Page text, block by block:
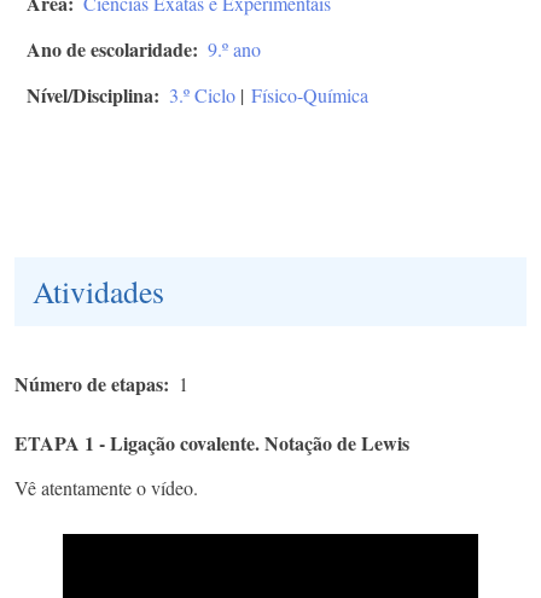
Ano de escolaridade 9.º ano
Nível/Disciplina 3.º Ciclo | Físico-Química
Atividades
Número de etapas 1
ETAPA 1 - Ligação covalente. Notação de Lewis
Vê atentamente o vídeo.